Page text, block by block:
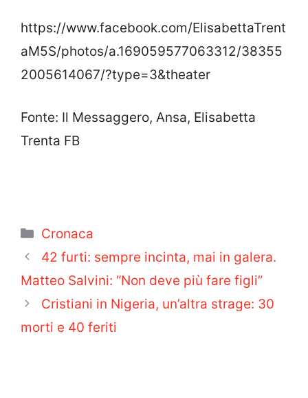
https://www.facebook.com/ElisabettaTrent
aM5S/photos/a.169059577063312/38355
2005614067/?type=3&theater
Fonte: Il Messaggero, Ansa, Elisabetta
Trenta FB
Categorie
Cronaca
42 furti: sempre incinta, mai in galera.
Matteo Salvini: “Non deve più fare figli”
Cristiani in Nigeria, un’altra strage: 30
morti e 40 feriti